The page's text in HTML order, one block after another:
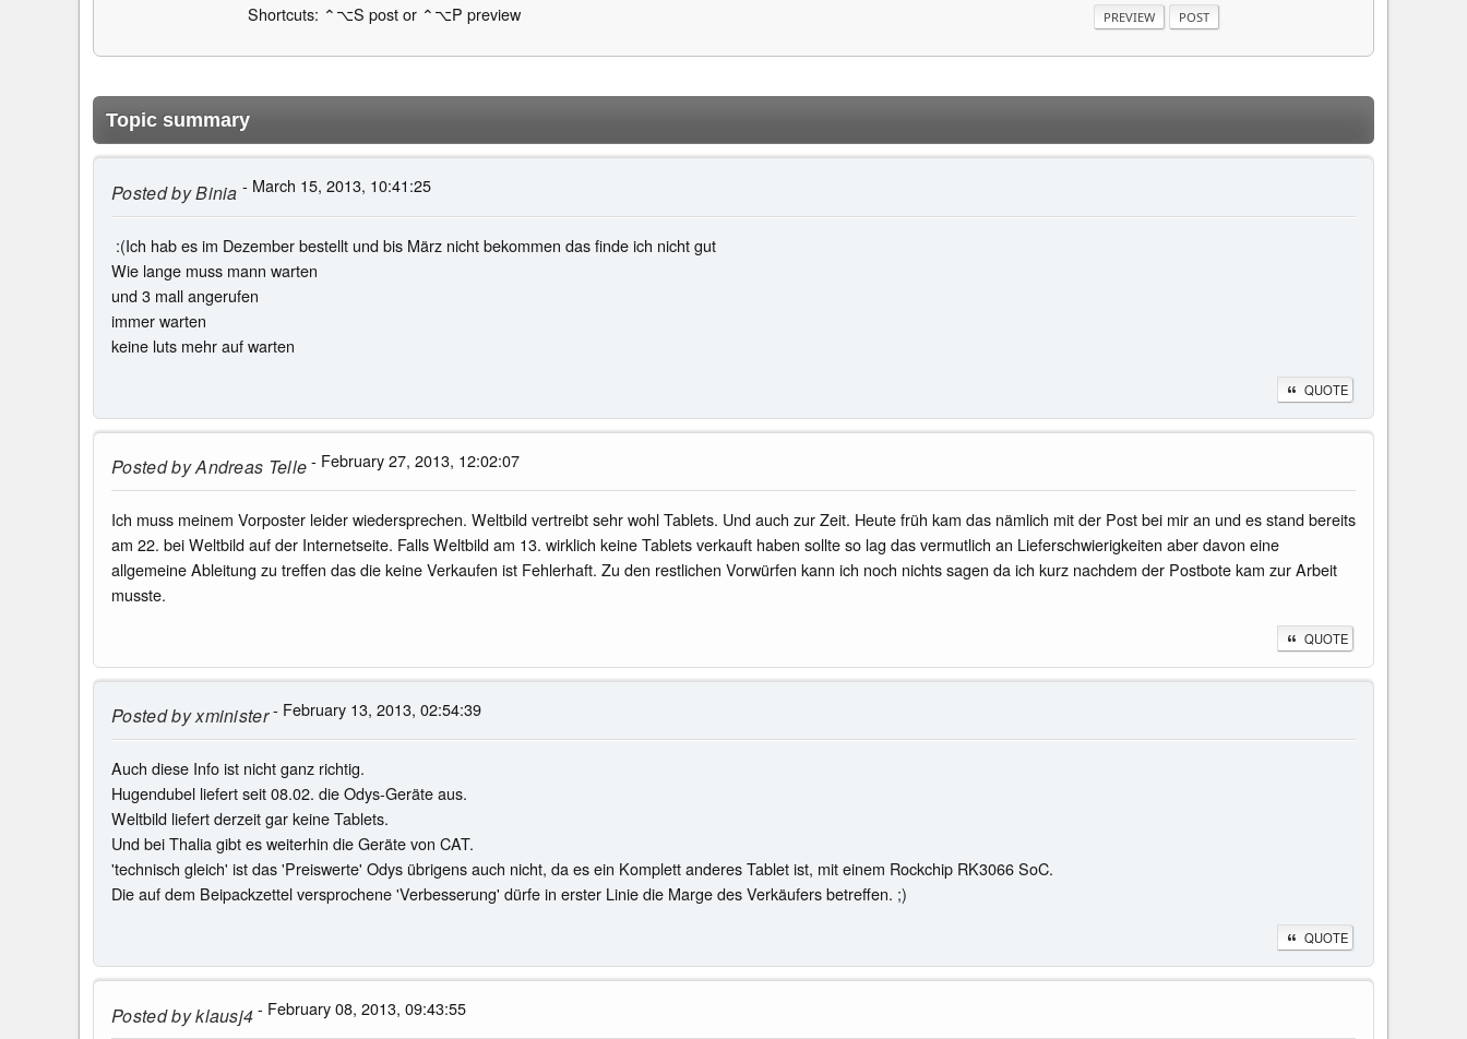
Shortcuts: ⌃⌥S post or ⌃⌥P preview
Topic summary
Posted byBinia - March 15, 2013, 10:41:25
:(Ich hab es im Dezember bestellt und bis März nicht bekommen das finde ich nicht gut
Wie lange muss mann warten
und 3 mall angerufen
immer warten
keine luts mehr auf warten
QUOTE
Posted byAndreas Telle- February 27, 2013, 12:02:07
Ich muss meinem Vorposter leider wiedersprechen. Weltbild vertreibt sehr wohl Tablets. Und auch zur Zeit. Heute früh kam das nämlich mit der Post bei mir an und es stand bereits
am 22. bei Weltbild auf der Internetseite. Falls Weltbild am 13. wirklich keine Tablets verkauft haben sollte so lag das vermutlich an Lieferschwierigkeiten aber davon eine
allgemeine Ableitung zu treffen das die keine Verkaufen ist Fehlerhaft. Zu den restlichen Vorwürfen kann ich noch nichts sagen da ich kurz nachdem der Postbote kam zur Arbeit
musste.
QUOTE
Posted byxminister- February 13, 2013, 02:54:39
Auch diese Info ist nicht ganz richtig.
Hugendubel liefert seit 08.02. die Odys-Geräte aus.
Weltbild liefert derzeit gar keine Tablets.
Und bei Thalia gibt es weiterhin die Geräte von CAT.
'technisch gleich' ist das 'Preiswerte' Odys übrigens auch nicht, da es ein Komplett anderes Tablet ist, mit einem Rockchip RK3066 SoC.
Die auf dem Beipackzettel versprochene 'Verbesserung' dürfe in erster Linie die Marge des Verkäufers betreffen. ;)
QUOTE
Posted byklausj4- February 08, 2013, 09:43:55